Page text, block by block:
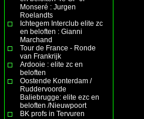
Monseré : Jurgen
Roelandts
Ichtegem Interclub elite zc
en beloften : Gianni
Marchand
Tour de France - Ronde
van Frankrijk
Ardooie : elite zc en
beloften
Oostende Konterdam /
Ruddervoorde
Baliebrugge: elite ezc en
beloften /Nieuwpoort
BK profs in Tervuren